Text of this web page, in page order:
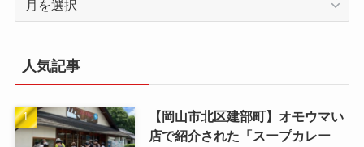
ブ
人気記事
【岡山市北区建部町】オモウマい
店で紹介された「スープカレー